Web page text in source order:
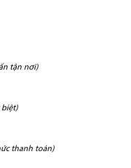
tận nơi)
biệt)
thanh toán)